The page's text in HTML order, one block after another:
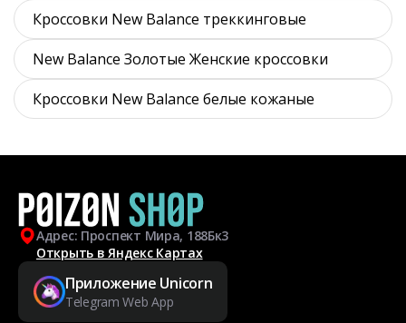
Кроссовки New Balance треккинговые
New Balance Золотые Женские кроссовки
Кроссовки New Balance белые кожаные
Адрес: Проспект Мира, 188Бк3
Открыть в Яндекс Картах
Приложение Unicorn
Telegram Web App